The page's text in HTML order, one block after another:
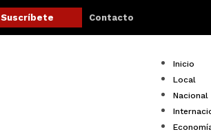
Suscríbete Contacto
Inicio
Local
Nacional
Menu